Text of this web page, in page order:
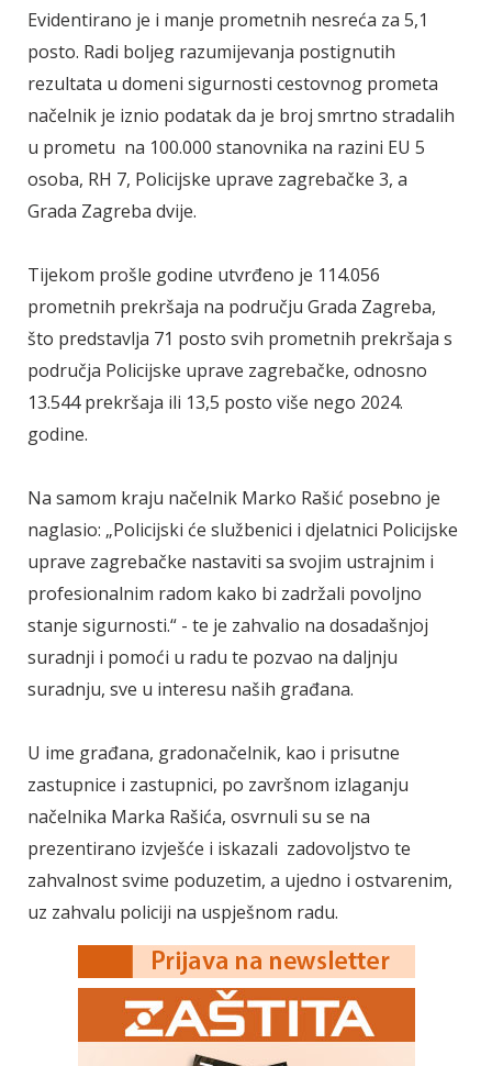
Evidentirano je i manje prometnih nesreća za 5,1
posto. Radi boljeg razumijevanja postignutih
rezultata u domeni sigurnosti cestovnog prometa
načelnik je iznio podatak da je broj smrtno stradalih
u prometu na 100.000 stanovnika na razini EU 5
osoba, RH 7, Policijske uprave zagrebačke 3, a
Grada Zagreba dvije.
Tijekom prošle godine utvrđeno je 114.056
prometnih prekršaja na području Grada Zagreba,
što predstavlja 71 posto svih prometnih prekršaja s
područja Policijske uprave zagrebačke, odnosno
13.544 prekršaja ili 13,5 posto više nego 2024.
godine.
Na samom kraju načelnik Marko Rašić posebno je
naglasio: „Policijski će službenici i djelatnici Policijske
uprave zagrebačke nastaviti sa svojim ustrajnim i
profesionalnim radom kako bi zadržali povoljno
stanje sigurnosti.“ - te je zahvalio na dosadašnjoj
suradnji i pomoći u radu te pozvao na daljnju
suradnju, sve u interesu naših građana.
U ime građana, gradonačelnik, kao i prisutne
zastupnice i zastupnici, po završnom izlaganju
načelnika Marka Rašića, osvrnuli su se na
prezentirano izvješće i iskazali zadovoljstvo te
zahvalnost svime poduzetim, a ujedno i ostvarenim,
uz zahvalu policiji na uspješnom radu.